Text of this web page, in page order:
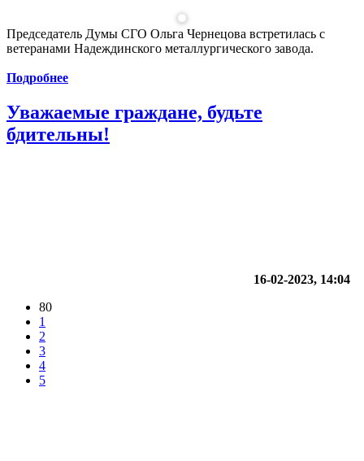
Председатель Думы СГО Ольга Чернецова встретилась с
ветеранами Надеждинского металлургического завода.
Подробнее
Уважаемые граждане, будьте
бдительны!
16-02-2023, 14:04
80
1
2
3
4
5